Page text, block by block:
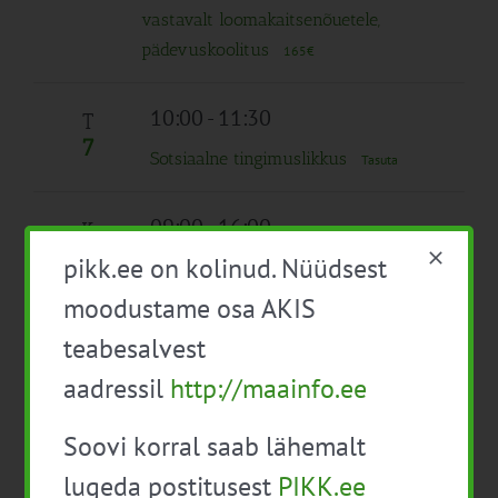
vastavalt loomakaitsenõuetele,
pädevuskoolitus
165€
T
7
10:00- 11:30
Sotsiaalne tingimuslikkus Tasuta
K
8
09:00-16:00
Taimekaitse täienduskoolitus
professionaalsele taimekaitsevahendite
N 10:00 alates
Innovatsioonimeetodite koolitus
pikk.ee on kolinud. Nüüdsest
moodustame osa AKIS
teabesalvest
aadressil http://maainfo.ee
Soovi korral saab lähemalt
lugeda postitusest PIKK.ee